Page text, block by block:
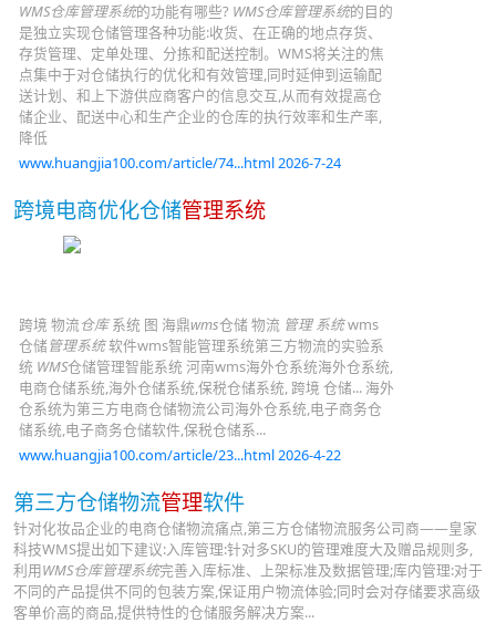
WMS仓库管理系统的功能有哪些? WMS仓库管理系统的目的
是独立实现仓储管理各种功能:收货、在正确的地点存货、
存货管理、定单处理、分拣和配送控制。WMS将关注的焦
点集中于对仓储执行的优化和有效管理,同时延伸到运输配
送计划、和上下游供应商客户的信息交互,从而有效提高仓
储企业、配送中心和生产企业的仓库的执行效率和生产率,
降低
www.huangjia100.com/article/74...html 2026-7-24
跨境电商优化仓储管理系统
跨境 物流仓库系统 图 海鼎wms仓储 物流 管理 系统wms
仓储管理系统软件wms智能管理系统第三方物流的实验系
统 WMS仓储管理智能系统 河南wms海外仓系统海外仓系统,
电商仓储系统,海外仓储系统,保税仓储系统, 跨境 仓储... 海外
仓系统为第三方电商仓储物流公司海外仓系统,电子商务仓
储系统,电子商务仓储软件,保税仓储系...
www.huangjia100.com/article/23...html 2026-4-22
第三方仓储物流管理软件
针对化妆品企业的电商仓储物流痛点,第三方仓储物流服务公司商——皇家
科技WMS提出如下建议:入库管理:针对多SKU的管理难度大及赠品规则多,
利用WMS仓库管理系统完善入库标准、上架标准及数据管理;库内管理:对于
不同的产品提供不同的包装方案,保证用户物流体验;同时会对存储要求高级
客单价高的商品,提供特性的仓储服务解决方案...